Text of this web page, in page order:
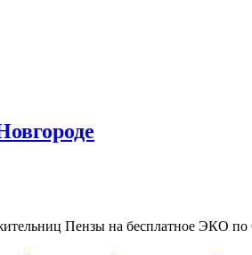
Пензы на бесплатное ЭКО